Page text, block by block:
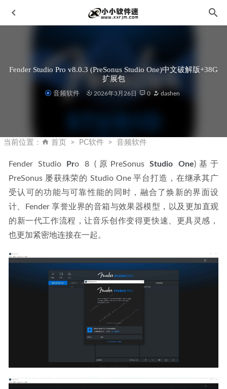
Fender Studio Pro v8.0.3 (PreSonus Studio One)中文破解版+38G
扩展包
音频软件 2026年3月26日 0 dashen
当前位置： 首页 PC软件 音频软件
Fender Studio Pro 8 (原PreSonus Studio One)基于
PreSonus 屡获殊荣的 Studio One 平台打造，在继承其广
受认可的功能与可靠性能的同时，融合了焕新的界面设
计、Fender 享誉业界的音箱与效果器模型，以及更加直观
的新一代工作流程，让音乐创作变得更快速、更具灵感，
也更加紧密地连接在一起。
11-23
Cyber​​Link PhotoDirector 14.8.2030中文破解版-讯连科技相片
大师 2023-09-03
Adobe After Effects 2024 v24.6.2(AE2024) 中文破解版 2024-
09-17
Lumion 10.5.1简体中文破解版下载地址和安装教程 2021-02-
18